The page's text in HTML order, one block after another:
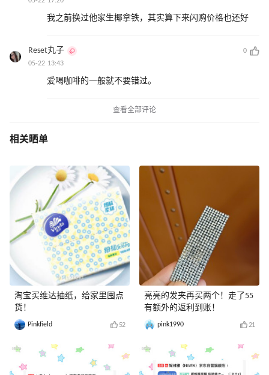
我之前换过他家生椰拿铁，其实算下来闪购价格也还好
Reset丸子
0
05-22 13:43
爱喝咖啡的一般就不要错过。
查看全部评论
相关晒单
淘宝买维达抽纸，给家里囤点
货！
Pinkfield 52
亮亮的发夹再买两个！走了55
有额外的返利到账！
pink1990 21